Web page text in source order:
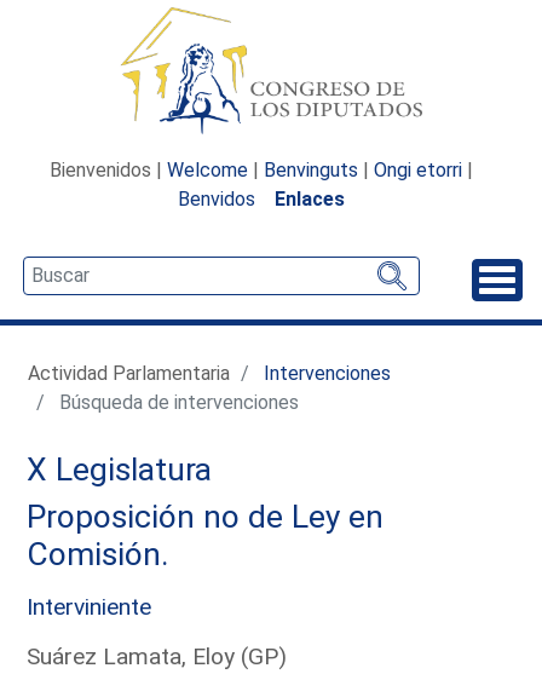
Bienvenidos | Welcome | Benvinguts | Ongi etorri |
Benvidos
Enlaces
Actividad Parlamentaria
Intervenciones
Búsqueda de intervenciones
X Legislatura
Proposición no de Ley en
Comisión.
Interviniente
Suárez Lamata, Eloy (GP)